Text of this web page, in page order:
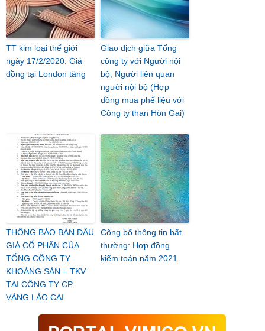
TT kim loại thế giới
ngày 17/2/2020: Giá
đồng tại London tăng
Giao dịch giữa Tổng
công ty với Người nội
bộ, Người liên quan
người nội bộ (Hợp
đồng mua phế liệu với
Công ty than Hòn Gai)
THÔNG BÁO BÁN ĐẤU
GIÁ CỔ PHẦN CỦA
TỔNG CÔNG TY
KHOÁNG SẢN – TKV
TẠI CÔNG TY CP
VÀNG LÀO CAI
Công bố thông tin bất
thường: Hợp đồng
kiểm toán năm 2021